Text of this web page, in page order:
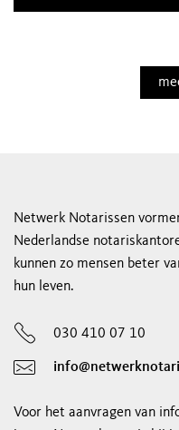
Netwerk Notarissen
Nederlandse
kunnen zo mensen beter
hun leven.
030 410 07 10
Voor het aanvragen van